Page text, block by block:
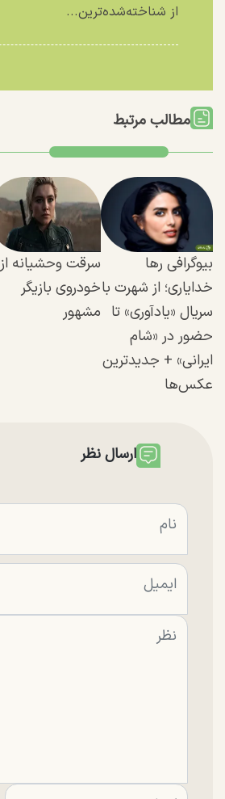
از شناخته‌شده‌ترین...
مطالب مرتبط
بیوگرافی رها
خدایاری؛ از شهرت با
سریال «یادآوری» تا
حضور در «شام
ایرانی» + جدیدترین
عکس‌ها
سرقت وحشیانه از
خودروی بازیگر
مشهور
ارسال نظر